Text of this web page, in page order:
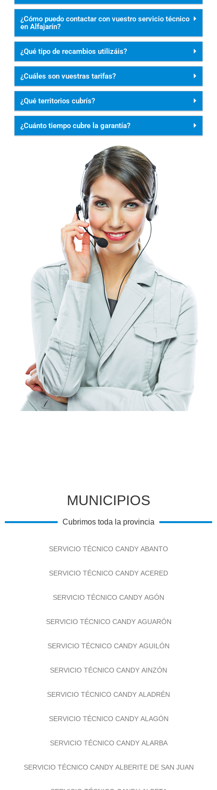
¿Cómo puedo contactar con vuestro servicio técnico
en Alfajarín?
¿Qué tipo de recambios utilizáis?
¿Cuáles son vuestras tarifas?
¿Qué territorios cubrís?
¿Cuánto tiempo cubre la garantía?
MUNICIPIOS
Cubrimos toda la provincia
SERVICIO TÉCNICO CANDY ABANTO
SERVICIO TÉCNICO CANDY ACERED
SERVICIO TÉCNICO CANDY AGÓN
SERVICIO TÉCNICO CANDY AGUARÓN
SERVICIO TÉCNICO CANDY AGUILÓN
SERVICIO TÉCNICO CANDY AINZÓN
SERVICIO TÉCNICO CANDY ALADRÉN
SERVICIO TÉCNICO CANDY ALAGÓN
SERVICIO TÉCNICO CANDY ALARBA
SERVICIO TÉCNICO CANDY ALBERITE DE SAN JUAN